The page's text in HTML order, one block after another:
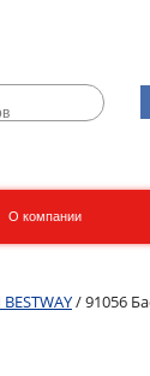
О компании
/ 91056